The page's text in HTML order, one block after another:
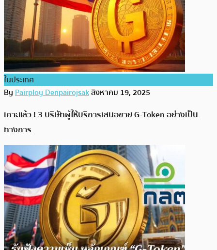
ในประเทศ
ByPairploy Denpairojsakสิงหาคม 19, 2025
เคาะแล้ว ! 3 บริษัทผู้ให้บริการเสนอขาย G-Token อย่างเป็น
ทางการ